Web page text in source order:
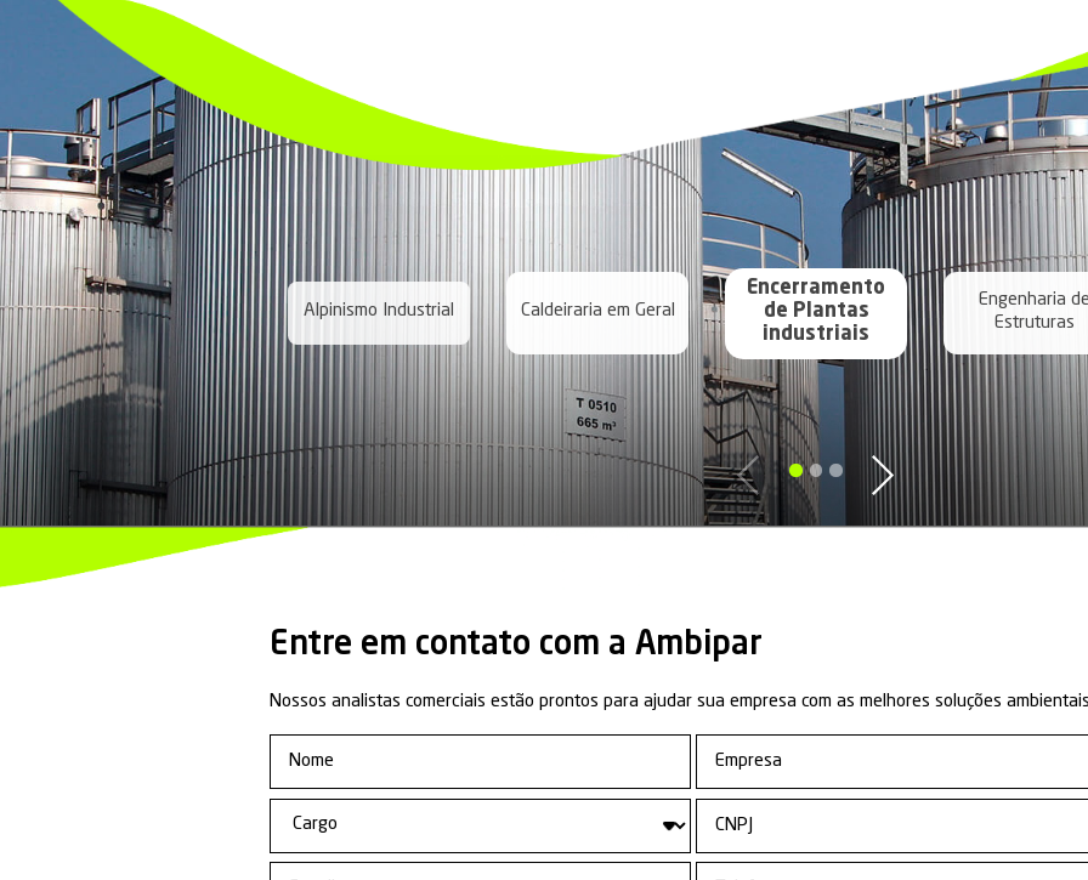
Nossa especialidade : contamos com mão de obra técnica, com
continuamente treinada para realizar o tratamento de superfície com
, como em:
Estruturas metálicas;
Veja abaixo os demais
Unidade de Negócio: